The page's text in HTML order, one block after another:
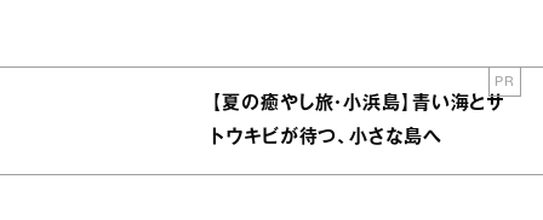
【夏の癒やし旅・小浜島】青い海とサ
トウキビが待つ、小さな島へ
PR